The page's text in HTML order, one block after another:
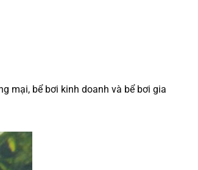
mại, bể bơi kinh doanh và bể bơi gia